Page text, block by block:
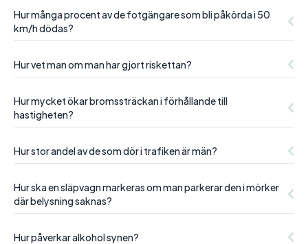
Hur många procent av de fotgängare som bli påkörda i 50
km/h dödas?
Hur vet man om man har gjort riskettan?
Hur mycket ökar bromssträckan i förhållande till
hastigheten?
Hur stor andel av de som dör i trafiken är män?
Hur ska en släpvagn markeras om man parkerar den i mörker
där belysning saknas?
Hur påverkar alkohol synen?